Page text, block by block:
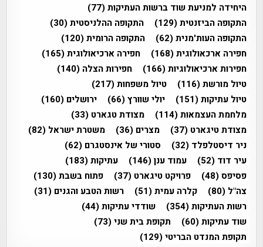
היחידה למניעת שוד ברשות העתיקות(77)
התקופה הביזנטית(129) התקופה ההלניסטית(30)
התקופה העות'מנית(62) התקופה הרומית(120)
חפירה ארכאולוגית(168) חפירה ארכיאולוגית(165)
חפירות ארכיאולוגיות(166) חפירות הצלה (140)
טיול מורשת(116) טיול משפחות(217)
טיול עתיקות(151) יולי שוורץ(66) ירושלים (160)
מלחמת העצמאות(114) מצודת טגארט (33)
מצודת טיגארט (37) מצרים (36) משטרת ישראל (82)
ניר דיסטלפלד (32) סטורי של אינסטגרם (62)
עיר דוד (52) עמוד ענן(146) עתיקות(183)
פסיפס(48) פרויקט טיגארט (37) פתוח בשבת(130)
צה"ל (80) קלרה עמית(51) רשות הטבע והגנים (31)
רשות העתיקות(354) שודדי עתיקות(44)
שוד עתיקות(60) תקופת בית שני(73)
תקופת המנדט הבריטי(129)